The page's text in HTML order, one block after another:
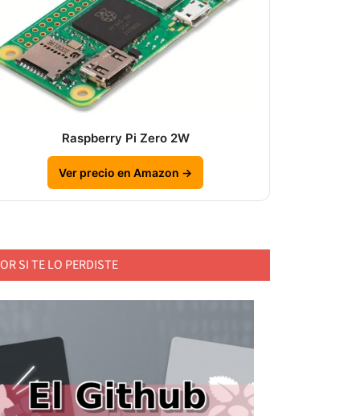
Raspberry Pi Zero 2W
Ver precio en Amazon →
SI TE LO PERDISTE